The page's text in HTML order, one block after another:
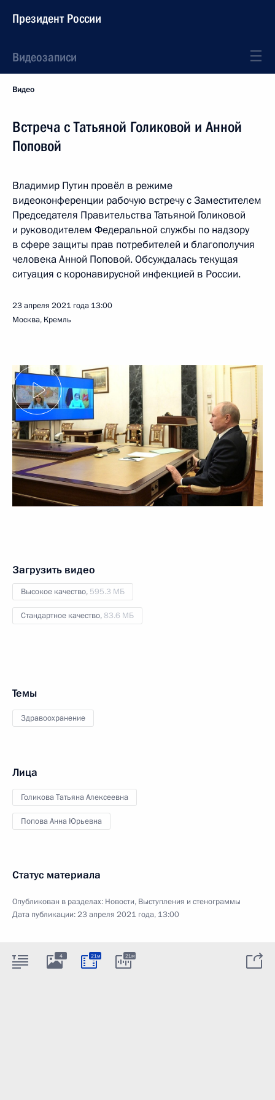
Президент России
Видеозаписи
Видео
Встреча с Татьяной Голиковой и Анной
Поповой
Владимир Путин провёл в режиме
видеоконференции рабочую встречу с Заместителем
Председателя Правительства Татьяной Голиковой
и руководителем Федеральной службы по надзору
в сфере защиты прав потребителей и благополучия
человека Анной Поповой. Обсуждалась текущая
ситуация с коронавирусной инфекцией в России.
23 апреля 2021 года 13:00
Москва, Кремль
Загрузить видео
Высокое качество, 595.3 МБ
Стандартное качество,83.6 МБ
Темы
Здравоохранение
Лица
Голикова Татьяна Алексеевна
Попова Анна Юрьевна
Статус материала
Опубликован в разделах: Новости, Выступления и стенограммы
Дата публикации:23 апреля 2021 года, 13:00
4 21м 21м